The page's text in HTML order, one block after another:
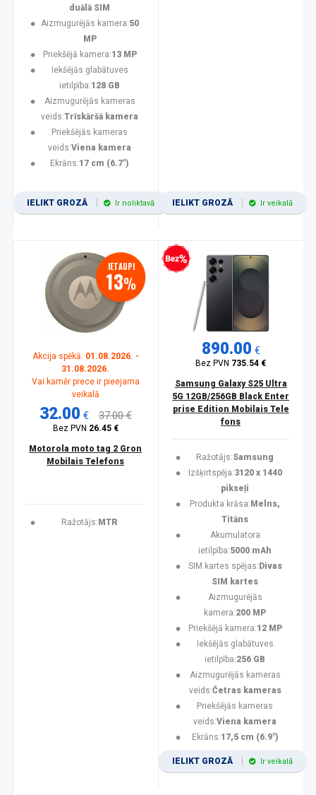
duālā SIM
Aizmugurējās kamera:50
MP
Priekšējā kamera:13 MP
Iekšējās glabātuves
ietilpība:128 GB
Aizmugurējās kameras
veids:Trīskāršā kamera
Priekšējās kameras
veids:Viena kamera
Ekrāns:17 cm (6.7")
IELIKT GROZĀ Ir noliktavā IELIKT GROZĀ Ir veikalā
IETAUPI
13%
Akcija spēkā: 01.08.2026. -
31.08.2026.
Vai kamēr prece ir pieejama
veikalā
32.00 € 37.00 €
Bez PVN 26.45 €
Motorola moto tag 2 Gron
Mobilais Telefons
Ražotājs: MTR
Bezprocentu kredīts
890.00 €
Bez PVN 735.54 €
Samsung Galaxy S25 Ultra
5G 12GB/256GB Black Enter
prise Edition Mobilais Tele
fons
Ražotājs:Samsung
Izšķirtspēja:3120 x 1440
pikseļi
Produkta krāsa: Melns,
Titāns
Akumulatora
ietilpība:5000 mAh
SIM kartes spējas: Divas
SIM kartes
Aizmugurējās
kamera:200 MP
Priekšējā kamera:12 MP
Iekšējās glabātuves
ietilpība:256 GB
Aizmugurējās kameras
veids:Četras kameras
Priekšējās kameras
veids:Viena kamera
Ekrāns:17,5 cm (6.9")
IELIKT GROZĀ Ir veikalā